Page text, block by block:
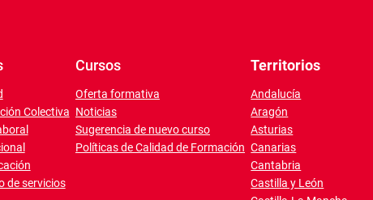
Colectiva
de servicios
Cursos
Oferta formativa
Noticias
Sugerencia de nuevo curso
Políticas de Calidad de Formación
Territorios
Andalucía
Aragón
Asturias
Canarias
Cantabria
Castilla y León